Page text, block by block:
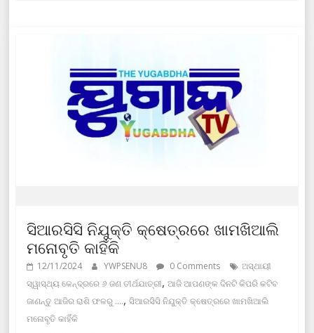
ସିଆରସିସି ନିଯୁକ୍ତି କ୍ଷେତ୍ରରେ ଖାମଖିଆଲି
ମନୋବୃତି କାହିଁକି
12/11/2024 YWPSENU8 0 Comments
ଅସ୍ଥାୟୀ
ସ୍ୱାସ୍ଥ୍ୟ କେନ୍ଦ୍ରରେ ୬ ଜଣ ତୀର୍ଥଯାତ୍ରୀ,ଆଜି ଆପଣଙ୍କ ଦିନଟି କିପରି କଟିବ
ଜାଣନ୍ତୁ ଆଜିର ରାଶି ଫଳରୁ ....,ସିଆରସିସି ନିଯୁକ୍ତି କ୍ଷେତ୍ରରେ ଖାମଖିଆଲି
ମନୋବୃତି କାହିଁକି